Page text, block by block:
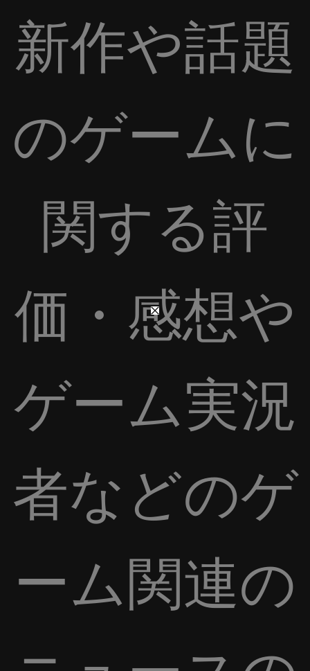
新作や話題
のゲームに
関する評
価・感想や
ゲーム実況
者などのゲ
ーム関連の